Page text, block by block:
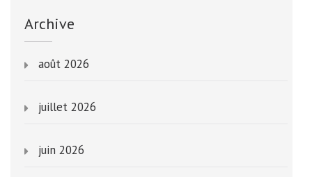
Archive
août 2026
juillet 2026
juin 2026